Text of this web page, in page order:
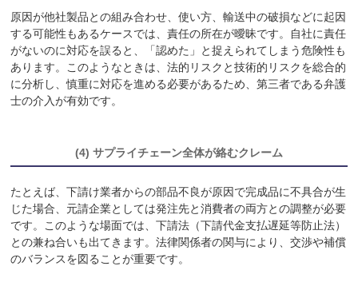
原因が他社製品との組み合わせ、使い方、輸送中の破損などに起因
する可能性もあるケースでは、責任の所在が曖昧です。自社に責任
がないのに対応を誤ると、「認めた」と捉えられてしまう危険性も
あります。このようなときは、法的リスクと技術的リスクを総合的
に分析し、慎重に対応を進める必要があるため、第三者である弁護
士の介入が有効です。
(4) サプライチェーン全体が絡むクレーム
たとえば、下請け業者からの部品不良が原因で完成品に不具合が生
じた場合、元請企業としては発注先と消費者の両方との調整が必要
です。このような場面では、下請法（下請代金支払遅延等防止法）
との兼ね合いも出てきます。法律関係者の関与により、交渉や補償
のバランスを図ることが重要です。